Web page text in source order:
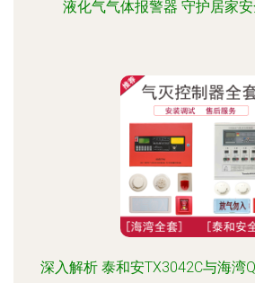
液化气气体报警器 守护居家
深入解析 泰和安TX3042C与海湾